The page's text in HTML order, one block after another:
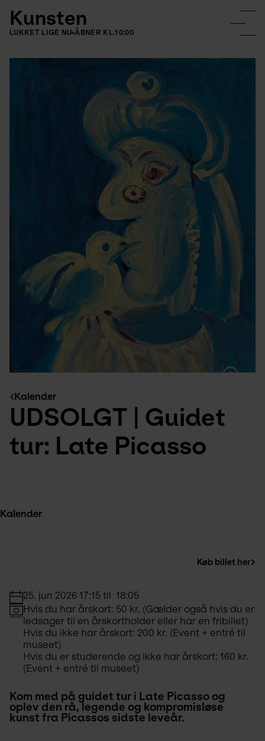
Kunsten
LUKKET LIGE NU ÅBNER KL.10:00
Kalender
UDSOLGT | Guidet
tur: Late Picasso
Kalender
Køb billet her
25. jun 2026 17:15 til  18:05
Hvis du har årskort: 50 kr. (Gælder også hvis du er
ledsager til en årskortholder eller har en fribillet)
Hvis du ikke har årskort: 200 kr. (Event + entré til
museet)
Hvis du er studerende og ikke har årskort: 160 kr.
(Event + entré til museet)
Kom med på guidet tur i Late Picasso og
oplev den rå, legende og kompromisløse
kunst fra Picassos sidste leveår.